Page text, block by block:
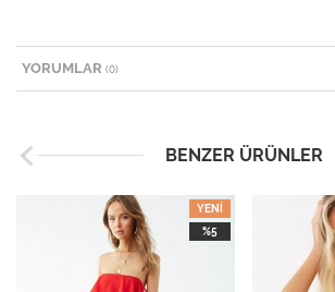
YORUMLAR (0)
BENZER ÜRÜNLER
YENI
%5